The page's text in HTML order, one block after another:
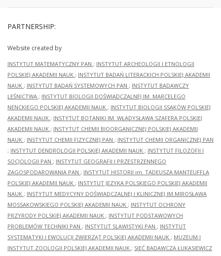
PARTNERSHIP:
Website created by
INSTYTUT MATEMATYCZNY PAN ; INSTYTUT ARCHEOLOGII I ETNOLOGII
POLSKIEJ AKADEMII NAUK ; INSTYTUT BADAŃ LITERACKICH POLSKIEJ AKADEMII
NAUK ; INSTYTUT BADAŃ SYSTEMOWYCH PAN ; INSTYTUT BADAWCZY
LEŚNICTWA ; INSTYTUT BIOLOGII DOŚWIADCZALNEJ IM. MARCELEGO
NENCKIEGO POLSKIEJ AKADEMII NAUK ; INSTYTUT BIOLOGII SSAKÓW POLSKIEJ
AKADEMII NAUK ; INSTYTUT BOTANIKI IM. WŁADYSŁAWA SZAFERA POLSKIEJ
AKADEMII NAUK ; INSTYTUT CHEMII BIOORGANICZNEJ POLSKIEJ AKADEMII
NAUK ; INSTYTUT CHEMII FIZYCZNEJ PAN ; INSTYTUT CHEMII ORGANICZNEJ PAN
; INSTYTUT DENDROLOGII POLSKIEJ AKADEMII NAUK ; INSTYTUT FILOZOFII I
SOCJOLOGII PAN ; INSTYTUT GEOGRAFII I PRZESTRZENNEGO
ZAGOSPODAROWANIA PAN ; INSTYTUT HISTORII im. TADEUSZA MANTEUFFLA
POLSKIEJ AKADEMII NAUK ; INSTYTUT JĘZYKA POLSKIEGO POLSKIEJ AKADEMII
NAUK ; INSTYTUT MEDYCYNY DOŚWIADCZALNEJ I KLINICZNEJ IM.MIROSŁAWA
MOSSAKOWSKIEGO POLSKIEJ AKADEMII NAUK ; INSTYTUT OCHRONY
PRZYRODY POLSKIEJ AKADEMII NAUK ; INSTYTUT PODSTAWOWYCH
PROBLEMÓW TECHNIKI PAN ; INSTYTUT SLAWISTYKI PAN ; INSTYTUT
SYSTEMATYKI I EWOLUCJI ZWIERZĄT POLSKIEJ AKADEMII NAUK ; MUZEUM I
INSTYTUT ZOOLOGII POLSKIEJ AKADEMII NAUK ; SIEĆ BADAWCZA ŁUKASIEWICZ